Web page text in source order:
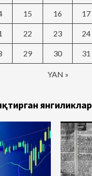
YAN »
15 16 17
22 23 24
29 30 31
янгиликлар